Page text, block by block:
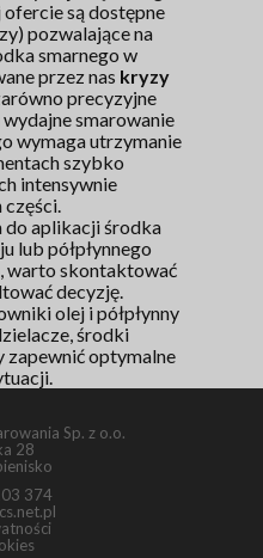
ofercie są dostępne
pozwalające na
smarnego w
przez nas kryzy
precyzyjne
smarowanie
wymaga utrzymanie
szybko
intensywnie
do aplikacji środka
lub półpłynnego
warto skontaktować
decyzję.
olej i półpłynny
środki
zapewnić optymalne
Sp. z o.o.
28
374